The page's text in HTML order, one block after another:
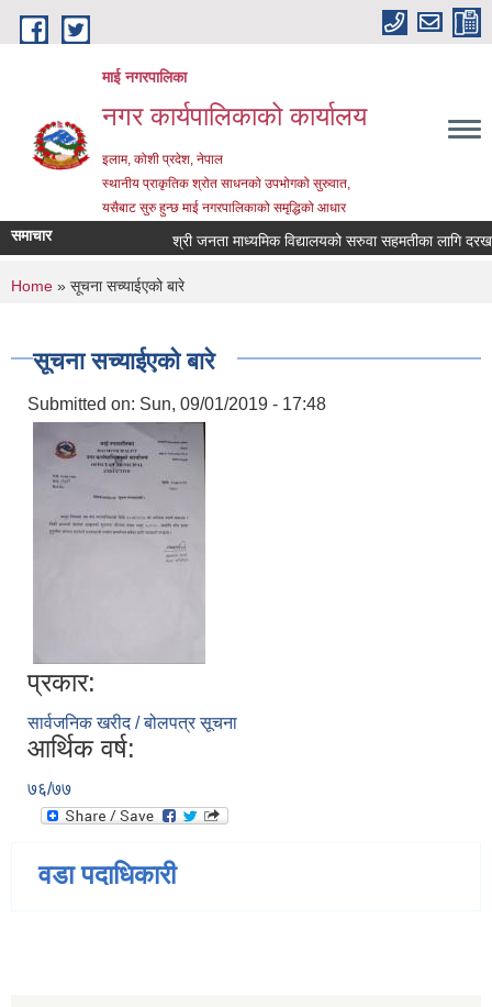
Skip to main content
माई नगरपालिका
नगर कार्यपालिकाको कार्यालय
इलाम, कोशी प्रदेश, नेपाल
स्थानीय प्राकृतिक श्रोत साधनको उपभोगको सुरुवात,
यसैबाट सुरु हुन्छ माई नगरपालिकाको समृद्धिको आधार
समाचार श्री जनता माध्यमिक विद्यालयको सरुवा सहमतीका लागि
You are here
Home » सूचना सच्याईएको बारे
सूचना सच्याईएको बारे
Submitted on: Sun, 09/01/2019 - 17:48
प्रकार:
सार्वजनिक खरीद / बोलपत्र सूचना
आर्थिक वर्ष:
७६/७७
वडा पदाधिकारी